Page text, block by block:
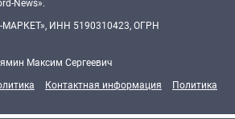
ИНН 5190310423, ОГРН
Максим Сергеевич
Контактная информация
Политика